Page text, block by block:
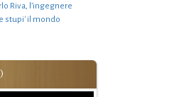
Riva, l’ingegnere
stupi' il mondo